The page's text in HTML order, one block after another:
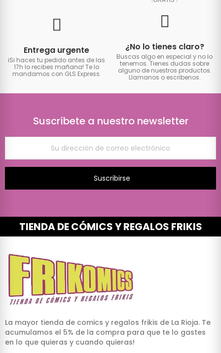
Entrega urgente
iSi haces tu pedido antes de las
17h lo recibes mañana! Te lo
mandamos con GLS Express.
¿No lo tienes claro?
Buscas algo en especial y no lo
tenemos. Tienes dudas sobre
alguno de nuestros productos.
Llamanos o escribenos.
Suscríbete a nuestro newsletter
Suscribirse
TIENDA DE CÓMICS Y REGALOS FRIKIS
La mayor tienda de comics y regalos frikis de La Rioja. Te
acumulamos el 5% de la compra para que te lo gastes
en lo que quieras y cuando quieras!